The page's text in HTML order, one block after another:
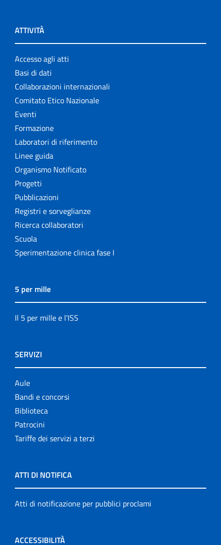
ATTIVITÀ
Accesso agli atti
Basi di dati
Collaborazioni internazionali
Comitato Etico Nazionale
Eventi
Formazione
Laboratori di riferimento
Linee guida
Organismo Notificato
Progetti
Pubblicazioni
Registri e sorveglianze
Ricerca collaboratori
Scuola
Sperimentazione clinica fase I
5 per mille
Il 5 per mille e l'ISS
SERVIZI
Aule
Bandi e concorsi
Biblioteca
Patrocini
Tariffe dei servizi a terzi
ATTI DI NOTIFICA
Atti di notificazione per pubblici proclami
ACCESSIBILITÀ